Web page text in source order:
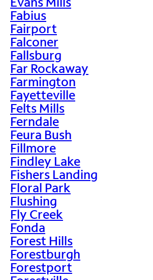
Fabius
Fairport
Falconer
Fallsburg
Far Rockaway
Farmington
Fayetteville
Felts Mills
Ferndale
Feura Bush
Fillmore
Findley Lake
Fishers Landing
Floral Park
Flushing
Fly Creek
Fonda
Forest Hills
Forestburgh
Forestport